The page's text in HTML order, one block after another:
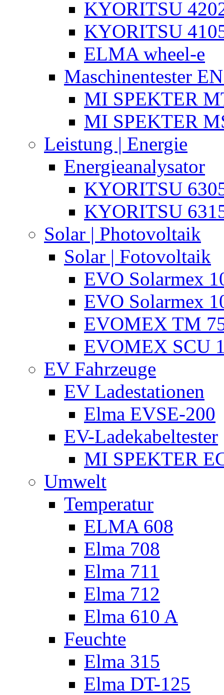
KYORITSU
KYORITSU
ELMA wheel-e
Maschinentester
MI SPEKTER
MI SPEKTER
Leistung | Energie
Energieanalysator
KYORITSU
KYORITSU
Solar | Photovoltaik
Solar | Fotovoltaik
EVO Solarmex
EVO Solarmex
EVOMEX TM
EVOMEX SCU
EV Fahrzeuge
EV Ladestationen
Elma EVSE-200
EV-Ladekabeltester
MI SPEKTER
Umwelt
Temperatur
ELMA 608
Elma 708
Elma 711
Elma 712
Elma 610 A
Feuchte
Elma 315
Elma DT-125